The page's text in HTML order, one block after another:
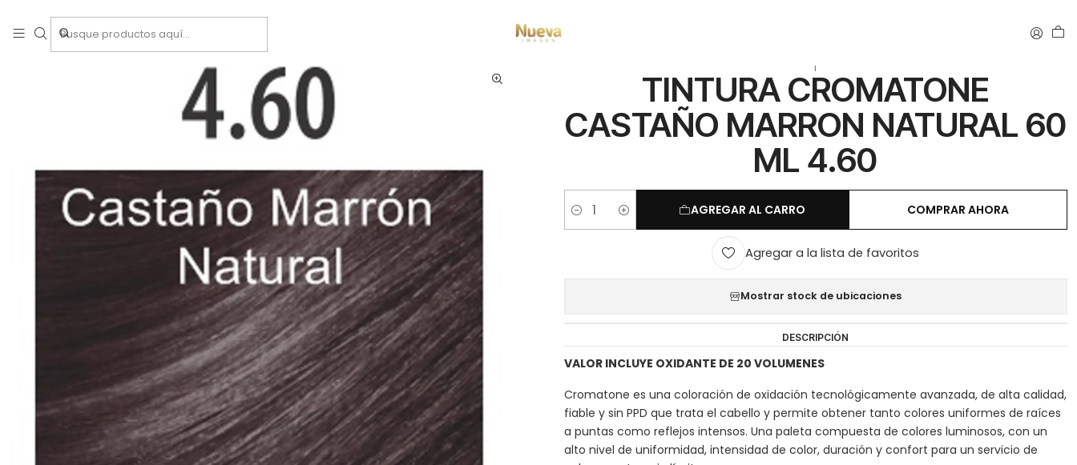
|
TINTURA CROMATONE
CASTAÑO MARRON NATURAL 60
ML 4.60
Cantidad AGREGAR AL CARRO COMPRAR AHORA
Agregar a la lista de favoritos
Mostrar stock de ubicaciones
DESCRIPCIÓN
VALOR INCLUYE OXIDANTE DE 20 VOLUMENES
Cromatone es una coloración de oxidación tecnológicamente avanzada, de alta calidad,
fiable y sin PPD que trata el cabello y permite obtener tanto colores uniformes de raíces
a puntas como reflejos intensos. Una paleta compuesta de colores luminosos, con un
alto nivel de uniformidad, intensidad de color, duración y confort para un servicio de